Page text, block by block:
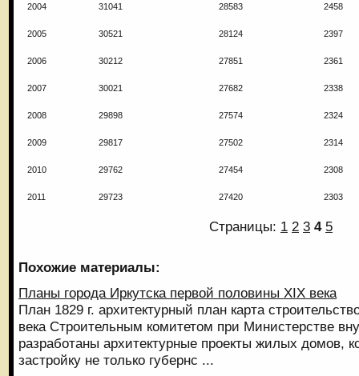
2004 31041 28583 2458
2005 30521 28124 2397
2006 30212 27851 2361
2007 30021 27682 2338
2008 29898 27574 2324
2009 29817 27502 2314
2010 29762 27454 2308
2011 29723 27420 2303
Страницы: 1 2 3 4 5
Похожие материалы:
Планы города Иркутска первой половины XIX века
План 1829 г. архитектурный план карта
века Строительным комитетом при Министерстве
разработаны архитектурные проекты жилых домов,
застройку не только губернс ...